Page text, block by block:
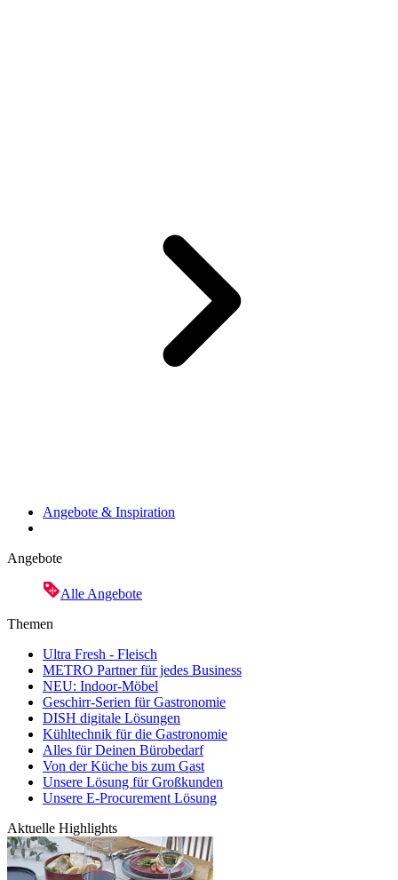
Angebote & Inspiration
Angebote
Alle Angebote
Themen
Ultra Fresh - Fleisch
METRO Partner für jedes Business
NEU: Indoor-Möbel
Geschirr-Serien für Gastronomie
DISH digitale Lösungen
Kühltechnik für die Gastronomie
Alles für Deinen Bürobedarf
Von der Küche bis zum Gast
Unsere Lösung für Großkunden
Unsere E-Procurement Lösung
Aktuelle Highlights